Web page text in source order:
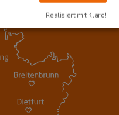
Realisiert mit Klaro!